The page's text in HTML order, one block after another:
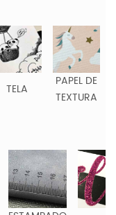
TELA
PAPEL DE
TEXTURA